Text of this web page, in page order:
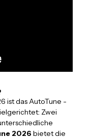
ist das AutoTune -
Zwei
2026 bietet die